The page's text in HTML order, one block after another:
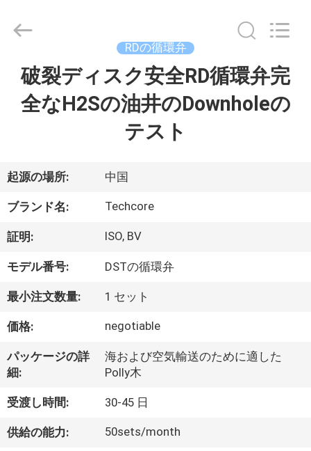
ダ
ク
ト
私
に
つ
い
て
2018
RDの循環弁
破裂ディスク安全RD循環弁完
全なH2Sの油井のDownholeの
テスト
起源の場所: 中国
ブランド名: Techcore
証明: ISO, BV
モデル番号: DSTの循環弁
最小注文数量: 1 セット
価格: negotiable
パッケージの詳
細:
海および空気輸送のために適した
Polly木
受渡し時間: 30-45 日
供給の能力: 50sets/month